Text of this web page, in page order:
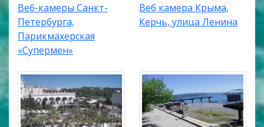
Веб-камеры Санкт-
Петербурга,
Парикмахерская
«Супермен»
Веб камера Крыма,
Керчь, улица Ленина